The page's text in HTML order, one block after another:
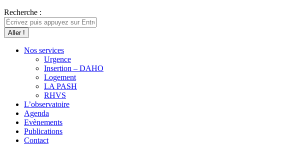
Recherche :
Nos services
Urgence
Insertion – DAHO
Logement
LA PASH
RHVS
L’observatoire
Agenda
Evènements
Publications
Contact